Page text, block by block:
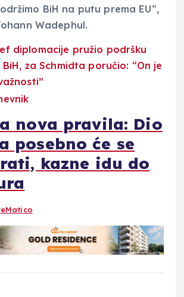
BiH na putu prema EU“,
Wadephul.
nova pravila: Dio
posebno će se
kazne idu do